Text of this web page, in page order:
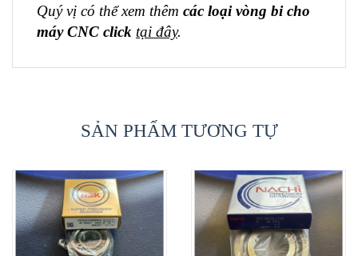
Quý vị có thể xem thêm các loại vòng bi cho
máy CNC click tại đây.
SẢN PHẨM TƯƠNG TỰ